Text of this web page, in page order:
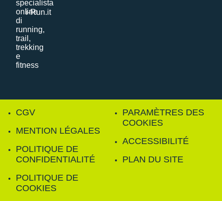
i-Run.it
CGV
MENTION LÉGALES
POLITIQUE DE
CONFIDENTIALITÉ
POLITIQUE DE
COOKIES
PARAMÈTRES DES
COOKIES
ACCESSIBILITÉ
PLAN DU SITE